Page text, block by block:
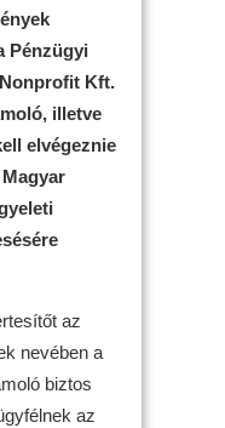
Pénzügyi
Kft.
illetve
elvégeznie
az
nevében a
biztos
az